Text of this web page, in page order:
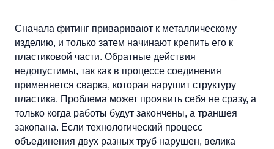
Сначала фитинг приваривают к металлическому
изделию, и только затем начинают крепить его к
пластиковой части. Обратные действия
недопустимы, так как в процессе соединения
применяется сварка, которая нарушит структуру
пластика. Проблема может проявить себя не сразу, а
только когда работы будут закончены, а траншея
закопана. Если технологический процесс
объединения двух разных труб нарушен, велика